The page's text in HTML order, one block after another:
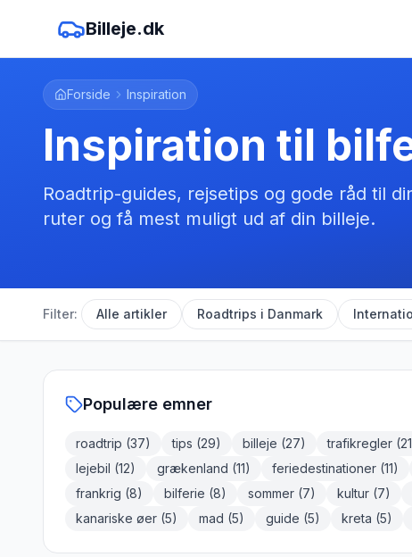
Billeje.dk
Forside Inspiration
Inspiration til
Roadtrip-guides, rejsetips og gode råd til
ruter og få mest muligt ud af din billeje.
Filter: Alle artikler Roadtrips i Danmark
Populære emner
roadtrip (37) tips (29) billeje (27) trafikregler (21
lejebil (12) grækenland (11) feriedestinationer (11)
frankrig (8) bilferie (8) sommer (7) kultur (7)
kanariske øer (5) mad (5) guide (5) kreta (5)